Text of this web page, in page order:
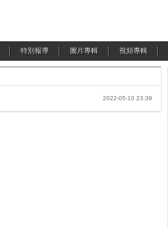
特別報導 圖片專輯 視頻專輯
2022-05-10 23:39